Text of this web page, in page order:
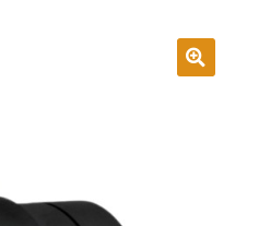
Submenu